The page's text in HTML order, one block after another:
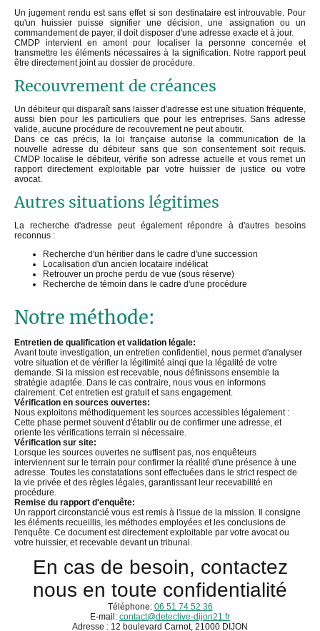
Un jugement rendu est sans effet si son destinataire est introuvable. Pour
qu'un huissier puisse signifier une décision, une assignation ou un
commandement de payer, il doit disposer d'une adresse exacte et à jour.
CMDP intervient en amont pour localiser la personne concernée et
transmettre les éléments nécessaires à la signification. Notre rapport peut
être directement joint au dossier de procédure.
Recouvrement de créances
Un débiteur qui disparaît sans laisser d'adresse est une situation fréquente,
aussi bien pour les particuliers que pour les entreprises. Sans adresse
valide, aucune procédure de recouvrement ne peut aboutir.
Dans ce cas précis, la loi française autorise la communication de la
nouvelle adresse du débiteur sans que son consentement soit requis.
CMDP localise le débiteur, vérifie son adresse actuelle et vous remet un
rapport directement exploitable par votre huissier de justice ou votre
avocat.
Autres situations légitimes
La recherche d'adresse peut également répondre à d'autres besoins
reconnus :
Recherche d'un héritier dans le cadre d'une succession
Localisation d'un ancien locataire indélicat
Retrouver un proche perdu de vue (sous réserve)
Recherche de témoin dans le cadre d'une procédure
Notre méthode:
Entretien de qualification et validation légale:
Avant toute investigation, un entretien confidentiel, nous permet d'analyser
votre situation et de vérifier la légitimité ainqi que la légalité de votre
demande. Si la mission est recevable, nous définissons ensemble la
stratégie adaptée. Dans le cas contraire, nous vous en informons
clairement. Cet entretien est gratuit et sans engagement.
Vérification en sources ouvertes:
Nous exploitons méthodiquement les sources accessibles légalement :
Cette phase permet souvent d'établir ou de confirmer une adresse, et
oriente les vérifications terrain si nécessaire.
Vérification sur site:
Lorsque les sources ouvertes ne suffisent pas, nos enquêteurs
interviennent sur le terrain pour confirmer la réalité d'une présence à une
adresse. Toutes les constatations sont effectuées dans le strict respect de
la vie privée et des règles légales, garantissant leur recevabilité en
procédure.
Remise du rapport d'enquête:
Un rapport circonstancié vous est remis à l'issue de la mission. Il consigne
les éléments recueillis, les méthodes employées et les conclusions de
l'enquête. Ce document est directement exploitable par votre avocat ou
votre huissier, et recevable devant un tribunal.
En cas de besoin, contactez
nous en toute confidentialité
Téléphone: 06 51 74 52 36
E-mail: contact@detective-dijon21.fr
Adresse : 12 boulevard Carnot, 21000 DIJON